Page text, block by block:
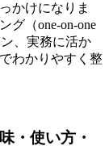
かけになりま
グ（one-on-one
、実務に活か
わかりやすく整
・使い方・